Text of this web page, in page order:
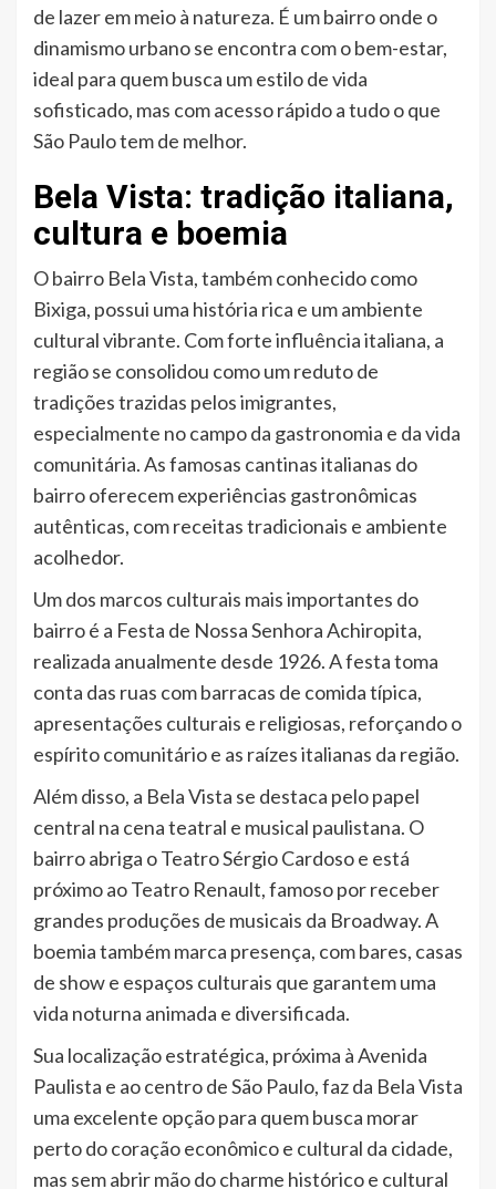
de lazer em meio à natureza. É um bairro onde o
dinamismo urbano se encontra com o bem-estar,
ideal para quem busca um estilo de vida
sofisticado, mas com acesso rápido a tudo o que
São Paulo tem de melhor.
Bela Vista: tradição italiana,
cultura e boemia
O bairro Bela Vista, também conhecido como
Bixiga, possui uma história rica e um ambiente
cultural vibrante. Com forte influência italiana, a
região se consolidou como um reduto de
tradições trazidas pelos imigrantes,
especialmente no campo da gastronomia e da vida
comunitária. As famosas cantinas italianas do
bairro oferecem experiências gastronômicas
autênticas, com receitas tradicionais e ambiente
acolhedor.
Um dos marcos culturais mais importantes do
bairro é a Festa de Nossa Senhora Achiropita,
realizada anualmente desde 1926. A festa toma
conta das ruas com barracas de comida típica,
apresentações culturais e religiosas, reforçando o
espírito comunitário e as raízes italianas da região.
Além disso, a Bela Vista se destaca pelo papel
central na cena teatral e musical paulistana. O
bairro abriga o Teatro Sérgio Cardoso e está
próximo ao Teatro Renault, famoso por receber
grandes produções de musicais da Broadway. A
boemia também marca presença, com bares, casas
de show e espaços culturais que garantem uma
vida noturna animada e diversificada.
Sua localização estratégica, próxima à Avenida
Paulista e ao centro de São Paulo, faz da Bela Vista
uma excelente opção para quem busca morar
perto do coração econômico e cultural da cidade,
mas sem abrir mão do charme histórico e cultural